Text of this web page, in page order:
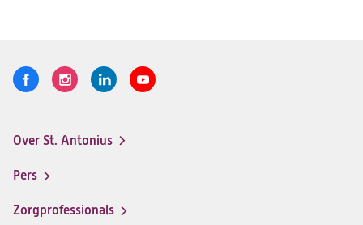
Volg
Logo
een
ziekenhuis
op
Logo
een
op
Logo
een
op
Logo
menu
Over St. Antonius
Pers
Zorgprofessionals